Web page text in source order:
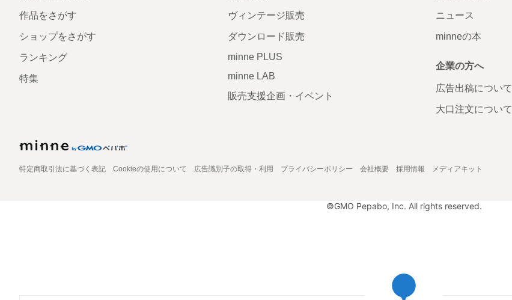
作品をさがす
ショップをさがす
ランキング
特集
ヴィンテージ販売
ダウンロード販売
minne PLUS
minne LAB
販売支援企画・イベント
ニュース
minneの本
企業の方へ
広告出稿について
大口注文について
特定商取引法に基づく表記 Cookieの使用について 広告識別子の取得・利用 プライバシーポリシー 会社概要 採用情報 メディアキット
©GMO Pepabo, Inc. All rights reserved.